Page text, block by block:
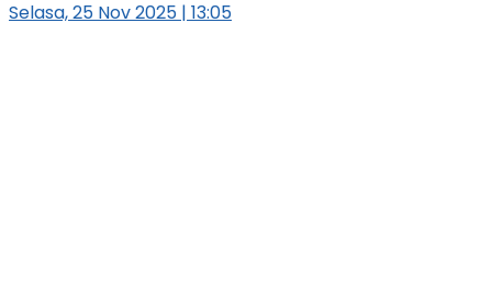
Selasa, 25 Nov 2025 | 13:05